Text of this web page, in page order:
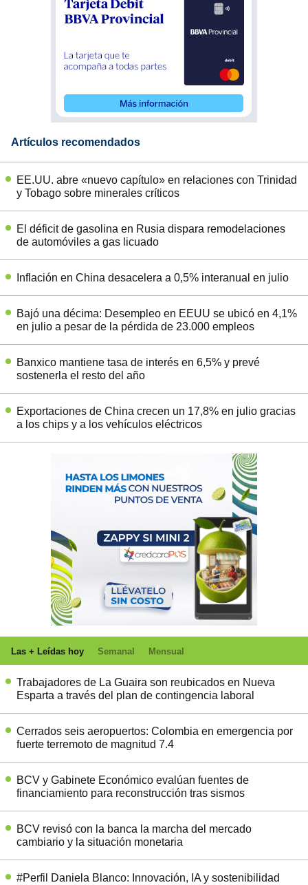
Artículos recomendados
EE.UU. abre «nuevo capítulo» en relaciones con Trinidad
y Tobago sobre minerales críticos
El déficit de gasolina en Rusia dispara remodelaciones
de automóviles a gas licuado
Inflación en China desacelera a 0,5% interanual en julio
Bajó una décima: Desempleo en EEUU se ubicó en 4,1%
en julio a pesar de la pérdida de 23.000 empleos
Banxico mantiene tasa de interés en 6,5% y prevé
sostenerla el resto del año
Exportaciones de China crecen un 17,8% en julio gracias
a los chips y a los vehículos eléctricos
Las + Leídas hoy Semanal Mensual
Trabajadores de La Guaira son reubicados en Nueva
Esparta a través del plan de contingencia laboral
Cerrados seis aeropuertos: Colombia en emergencia por
fuerte terremoto de magnitud 7.4
BCV y Gabinete Económico evalúan fuentes de
financiamiento para reconstrucción tras sismos
BCV revisó con la banca la marcha del mercado
cambiario y la situación monetaria
#Perfil Daniela Blanco: Innovación, IA y sostenibilidad